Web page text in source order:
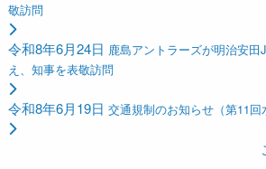
敬訪問
令和8年6月24日 鹿島アントラーズが明治安
え、知事を表敬訪問
令和8年6月19日 交通規制のお知らせ（第11回